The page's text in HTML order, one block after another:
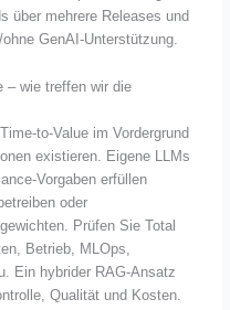
über mehrere Releases und
GenAI-Unterstützung.
– wie treffen wir die
to-Value im Vordergrund
existieren. Eigene LLMs
Vorgaben erfüllen
oder
Prüfen Sie Total
Betrieb, MLOps,
Ein hybrider RAG-Ansatz
Qualität und Kosten.